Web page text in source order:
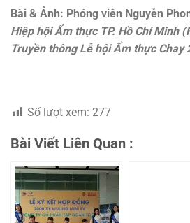
Bài & Ảnh: Phóng viên Nguyễn
Hiệp hội Ẩm thực TP. Hồ Chí Minh
Truyền thông Lễ hội Ẩm thực Chay
Số lượt xem: 277
Bài Viết Liên Quan :